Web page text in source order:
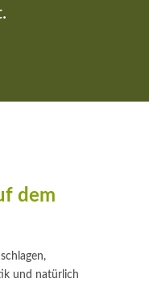
dem
und natürlich